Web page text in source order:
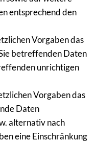
entsprechend den
Vorgaben das
betreffenden Daten
unrichtigen
Vorgaben das
Daten
alternativ nach
eine Einschränkung